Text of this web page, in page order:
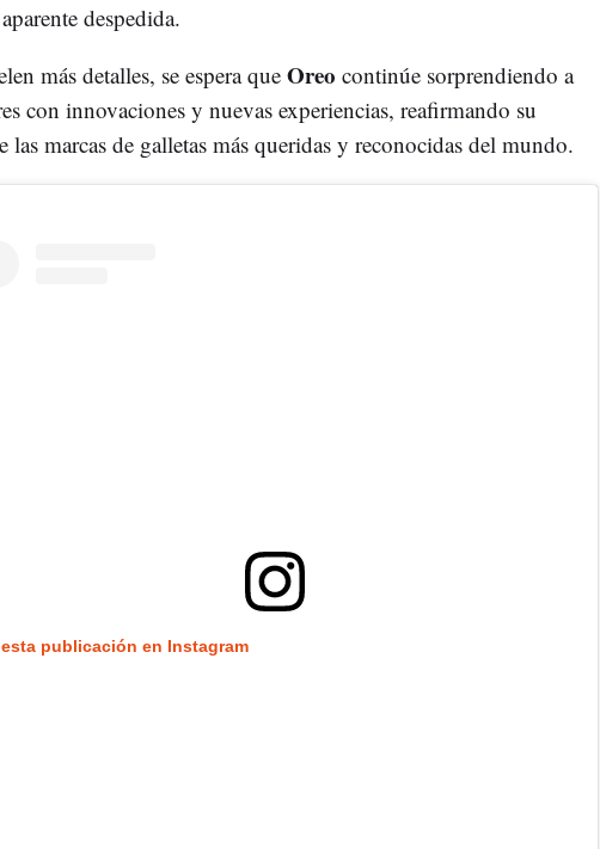
despedida.
más detalles, se espera que Oreo continúe sorprendiendo a
con innovaciones y nuevas experiencias, reafirmando su
marcas de galletas más queridas y reconocidas del mundo.
esta publicación en Instagram